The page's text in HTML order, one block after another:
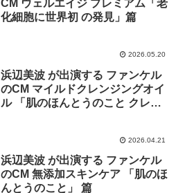
CM ウェルエイジ プレミアム「老
化細胞に世界初 の発見」篇
2026.05.20
浜辺美波 が出演する ファンケル
のCM マイルドクレンジングオイ
ル 「肌のほんとうのこと クレン
2026.04.21
浜辺美波 が出演する ファンケル
のCM 無添加スキンケア 「肌のほ
んとうのこと」 篇